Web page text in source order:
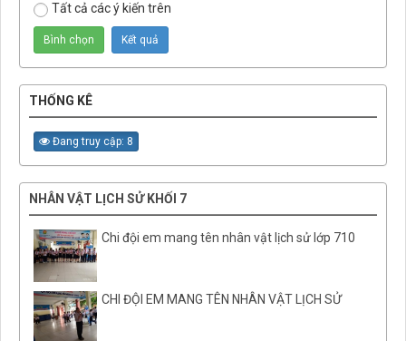
Tất cả các ý kiến trên
THỐNG KÊ
Đang truy cập: 8
NHÂN VẬT LỊCH SỬ KHỐI 7
Chi đội em mang tên nhân vật lịch sử lớp 710
CHI ĐỘI EM MANG TÊN NHÂN VẬT LỊCH SỬ